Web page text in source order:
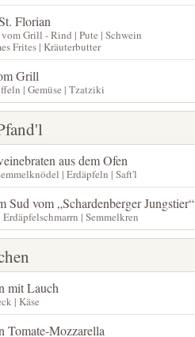
Florian
Grill - Rind | Pute | Schwein
Frites | Kräuterbutter
Grill
| Gemüse | Tzatziki
aus dem Ofen
| Erdäpfeln | Saft'l
Sud vom „Schardenberger Jungstier“
| Semmelkren
mit Lauch
| Käse
Tomate-Mozzarella